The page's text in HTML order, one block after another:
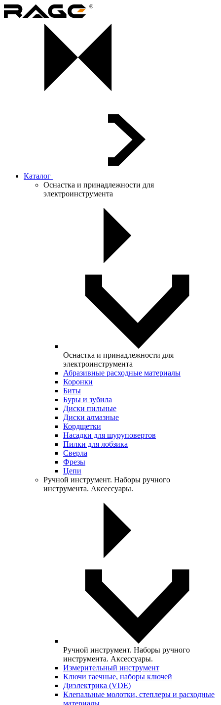
Каталог
Оснастка и принадлежности для
электроинструмента
Оснастка и принадлежности для
электроинструмента
Абразивные расходные материалы
Коронки
Биты
Буры и зубила
Диски пильные
Диски алмазные
Кордщетки
Насадки для шуруповертов
Пилки для лобзика
Сверла
Фрезы
Цепи
Ручной инструмент. Наборы ручного
инструмента. Аксессуары.
Ручной инструмент. Наборы ручного
инструмента. Аксессуары.
Измерительный инструмент
Ключи гаечные, наборы ключей
Диэлектрика (VDE)
Клепальные молотки, степлеры и расходные
материалы